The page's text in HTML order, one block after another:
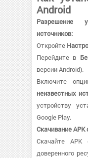
Android
Разрешение
источников:
Откройте
Перейдите в
версии Android).
Включите
неизвестных
устройству
Google Play.
Скачивание APK
Скачайте
доверенного